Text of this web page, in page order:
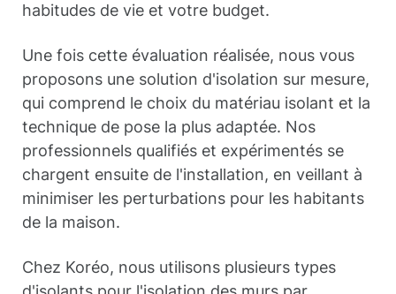
habitudes de vie et votre budget.
Une fois cette évaluation réalisée, nous vous
proposons une solution d'isolation sur mesure,
qui comprend le choix du matériau isolant et la
technique de pose la plus adaptée. Nos
professionnels qualifiés et expérimentés se
chargent ensuite de l'installation, en veillant à
minimiser les perturbations pour les habitants
de la maison.
Chez Koréo, nous utilisons plusieurs types